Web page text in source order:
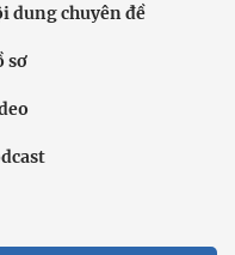
dung chuyên đề
sơ